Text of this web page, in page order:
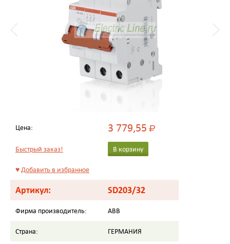
Цена: 3 779,55Р
Быстрый заказ! В корзину
♥Добавить в избранное
Артикул: SD203/32
Фирма производитель: ABB
Страна: ГЕРМАНИЯ